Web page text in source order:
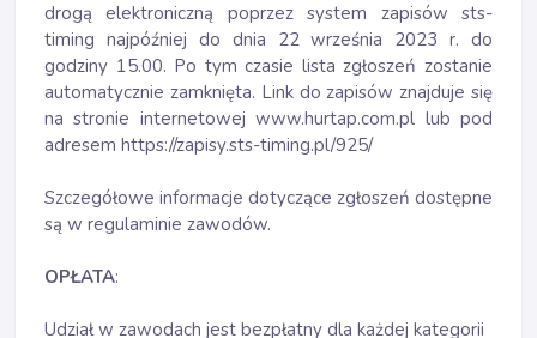
drogą elektroniczną poprzez system zapisów sts-
timing najpóźniej do dnia 22 września 2023 r. do
godziny 15.00. Po tym czasie lista zgłoszeń zostanie
automatycznie zamknięta. Link do zapisów znajduje się
na stronie internetowej www.hurtap.com.pl lub pod
adresem https://zapisy.sts-timing.pl/925/
Szczegółowe informacje dotyczące zgłoszeń dostępne
są w regulaminie zawodów.
OPŁATA:
Udział w zawodach jest bezpłatny dla każdej kategorii